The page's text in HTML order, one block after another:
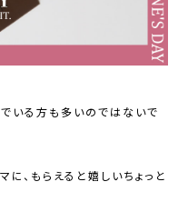
いる方も多いのではないで
に、もらえると嬉しいちょっと